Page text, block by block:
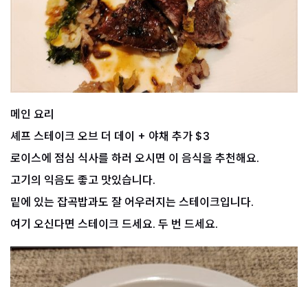
메인 요리
셰프 스테이크 오브 더 데이 + 야채 추가 $3
로이스에 점심 식사를 하러 오시면 이 음식을 추천해요.
고기의 익음도 좋고 맛있습니다.
밑에 있는 잡곡밥과도 잘 어우러지는 스테이크입니다.
여기 오신다면 스테이크 드세요. 두 번 드세요.